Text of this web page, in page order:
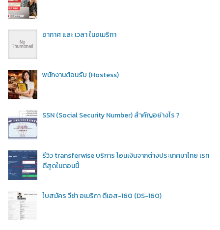
อากาศ และ เวลา ในอเมริกา
พนักงานต้อนรับ (Hostess)
SSN (Social Security Number) สำคัญอย่างไร ?
รีวิว transferwise บริการ โอนเงินจากต่างประเทศมาไทย เรท
ดีสุดในตอนนี้
ใบสมัคร วีซ่า อเมริกา ดีเอส-160 (DS-160)